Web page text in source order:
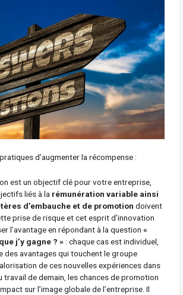
d’augmenter la récompense :
est un objectif clé pour votre entreprise,
liés à la rémunération variable ainsi
d’embauche et de promotion doivent
prise de risque et cet esprit d’innovation
l’avantage en répondant à la question«
j’y gagne ? » : chaque cas est individuel,
des avantages qui touchent le groupe
de ces nouvelles expériences dans
travail de demain, les chances de promotion
sur l’image globale de l’entreprise. Il